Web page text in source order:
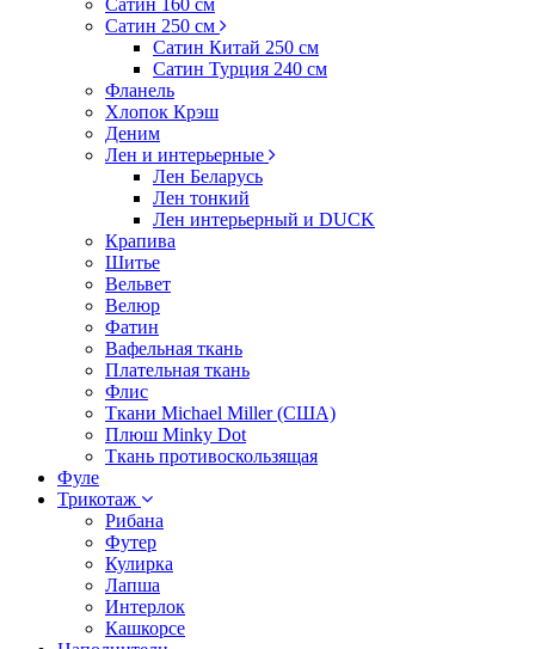
Сатин 160 см
Сатин 250 см
Сатин Китай 250 см
Сатин Турция 240 см
Фланель
Хлопок Крэш
Деним
Лен и интерьерные
Лен Беларусь
Лен тонкий
Лен интерьерный и DUCK
Крапива
Шитье
Вельвет
Велюр
Фатин
Вафельная ткань
Плательная ткань
Флис
Ткани Michael Miller (США)
Плюш Minky Dot
Ткань противоскользящая
Фуле
Трикотаж
Рибана
Футер
Кулирка
Лапша
Интерлок
Кашкорсе